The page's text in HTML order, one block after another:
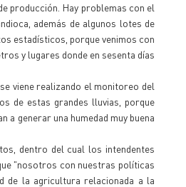
producción. Hay problemas con el
además de algunos lotes de
estadísticos, porque venimos con
y lugares donde en sesenta días
viene realizando el monitoreo del
de estas grandes lluvias, porque
a generar una humedad muy buena
dentro del cual los intendentes
"nosotros con nuestras políticas
de la agricultura relacionada a la